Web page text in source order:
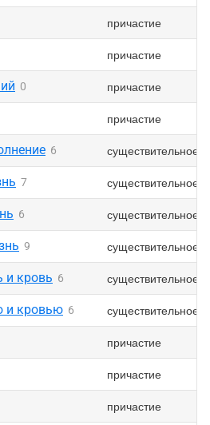
причастие
причастие
0 причастие
причастие
6 существительное
7 существительное
6 существительное
9 существительное
и кровь 6 существительное
и кровью 6 существительное
причастие
причастие
причастие